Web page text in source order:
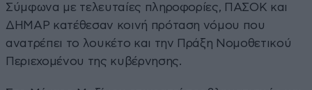
Σύμφωνα με τελευταίες πληροφορίες, ΠΑΣΟΚ και
ΔΗΜΑΡ κατέθεσαν κοινή πρόταση νόμου που
ανατρέπει το λουκέτο και την Πράξη Νομοθετικού
Περιεχομένου της κυβέρνησης.